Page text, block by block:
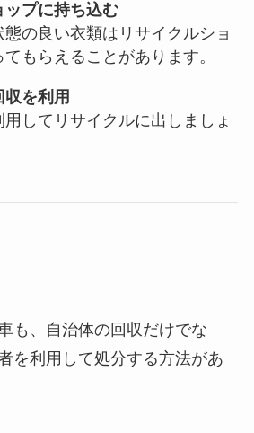
ップに持ち込む
の良い衣類はリサイクルショ
もらえることがあります。
収を利用
してリサイクルに出しましょ
も、自治体の回収だけでな
を利用して処分する方法があ